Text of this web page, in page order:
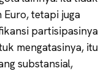
Euro, tetapi juga
partisipasinya
mengatasinya, itu
substansial,